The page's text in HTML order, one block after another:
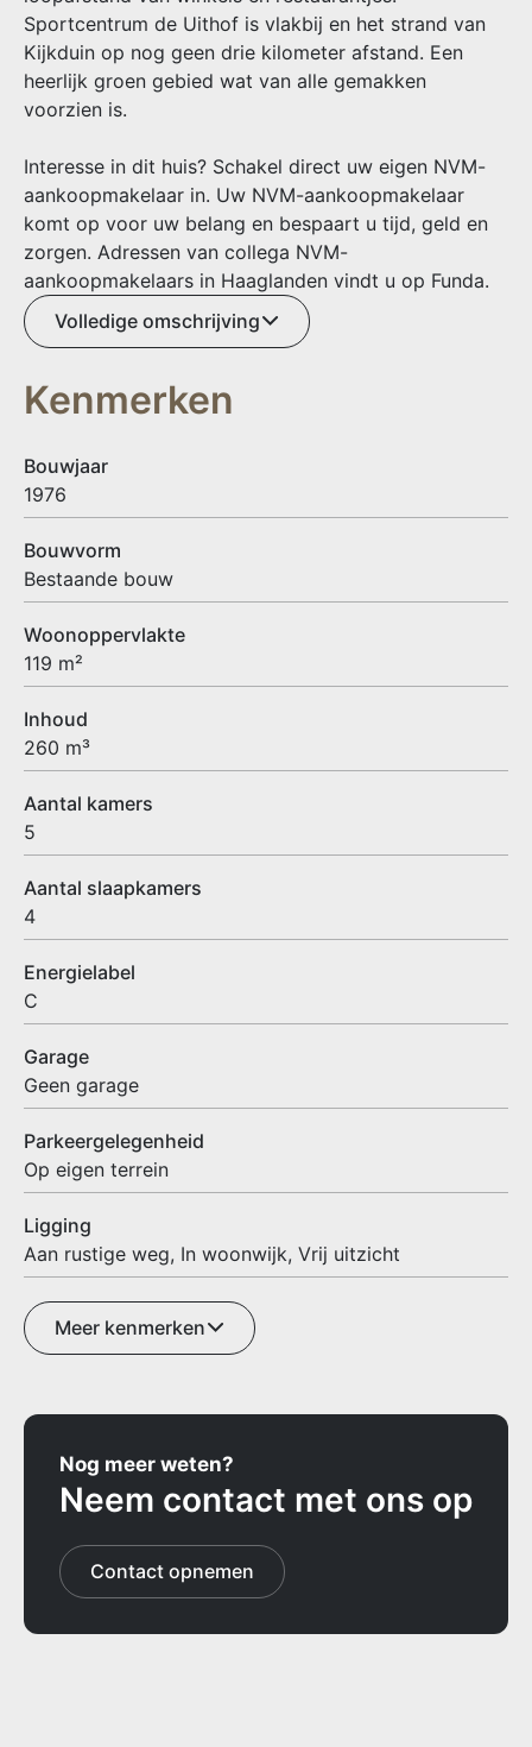
Sportcentrum de Uithof is vlakbij en het strand van
Kijkduin op nog geen drie kilometer afstand. Een
heerlijk groen gebied wat van alle gemakken
voorzien is.
Interesse in dit huis? Schakel direct uw eigen NVM-
aankoopmakelaar in. Uw NVM-aankoopmakelaar
komt op voor uw belang en bespaart u tijd, geld en
zorgen. Adressen van collega NVM-
aankoopmakelaars in Haaglanden vindt u op Funda.
Volledige omschrijving
Kenmerken
Bouwjaar
1976
Bouwvorm
Bestaande bouw
Woonoppervlakte
119 m²
Inhoud
260 m³
Aantal kamers
5
Aantal slaapkamers
4
Energielabel
C
Garage
Geen garage
Parkeergelegenheid
Op eigen terrein
Ligging
Aan rustige weg, In woonwijk, Vrij uitzicht
Meer kenmerken
Nog meer weten?
Neem contact met ons op
Contact opnemen